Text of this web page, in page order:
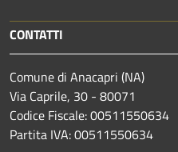
CONTATTI
Comune di Anacapri (NA)
Via Caprile, 30 - 80071
Codice Fiscale: 00511550634
Partita IVA: 00511550634